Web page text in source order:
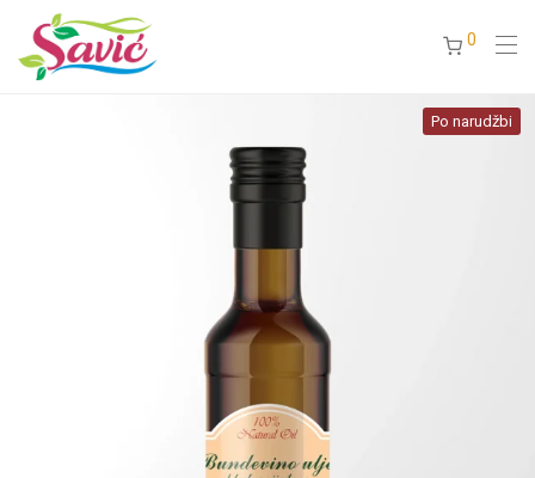
0
Po narudžbi